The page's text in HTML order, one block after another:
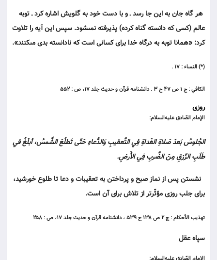
هر گاه جان به اين جا رسد ـ و با دست خود به گلويش اشاره كرد ـ توبه
عالم (كسى كه دانسته گناه كرده) پذيرفته نمى‏شود. سپس اين آيه را تلاوت
كرد: «همانا توبه به درگاه خدا براى كسانى است كه نادانسته بدى مى‏كنند».
(*) النساء : ۱۷ .
الكافي : ج ۱ ص ۴۷ ح ۳ . دانشنامه قرآن و حديث جلد ۱۷، ص : ۵۵۲
روزی
الإمام الصّادق عليه‌السلام:
الجُلوسُ بَعدَ صَلاةِ الغَداةِ فِي التَّعقيبِ وَالدُّعاءِ حَتّى تَطلُعَ الشَّمسُ، أبلَغُ في
طَلَبِ الرِّزقِ مِنَ الضَّربِ فِي الأَرضِ.
نشستن پس از نماز صبح و پرداختن به تعقيبات و دعا تا طلوع خورشيد،
براى جلب روزى مؤثّرتر از تلاش براى آن است.
تهذيب الأحكام : ج ۲ ص ۱۳۸ ح ۵۳۹ ، دانشنامه قرآن و حديث جلد ۱۷، ص : ۲۵۸
سپاه عقل